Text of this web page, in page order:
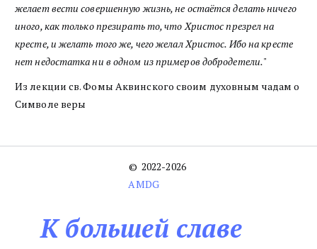
жела­ет вести совершенную жизнь, не остаётся делать ничего
иного, как только прези­рать то, что Христос презрел на
кресте, и желать того же, чего желал Христос. Ибо на кресте
нет недостатка ни в одном из примеров добродетели."
Из лекции св. Фомы Аквинского своим духовным чадам о
Сим­воле веры
©  2022-2026
AMDG
К большей славе